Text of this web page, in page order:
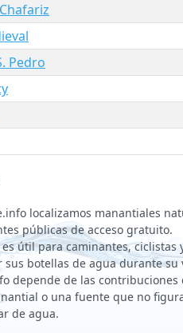
Pedro
localizamos manantiales
públicas de acceso gratuito.
útil para caminantes, ciclistas
botellas de agua durante su
depende de las contribuciones
o una fuente que no
de agua.